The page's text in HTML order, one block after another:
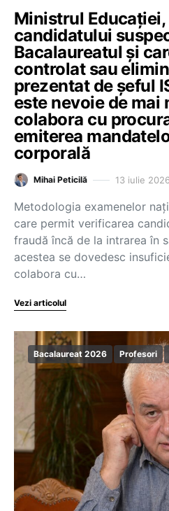
Ministrul
candidatului
Bacalaureatul și
controlat sau
prezentat de șeful
este nevoie de mai
colabora cu
emiterea
corporală
Mihai Peticilă 13 iulie 2026
Metodologia examenelor
care permit verificarea
fraudă încă de la intrarea în
acestea se dovedesc
colabora cu…
Vezi articolul
Bacalaureat 2026 Profesori